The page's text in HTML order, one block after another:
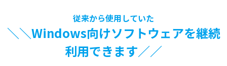
従来から使用していた
＼＼Windows向けソフトウェアを継続
利用できます／／